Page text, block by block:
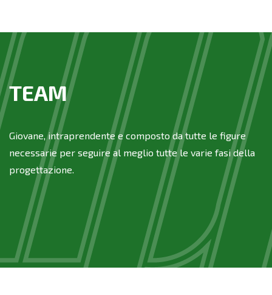
TEAM
Giovane, intraprendente e composto da tutte le figure
necessarie per seguire al meglio tutte le varie fasi della
progettazione.